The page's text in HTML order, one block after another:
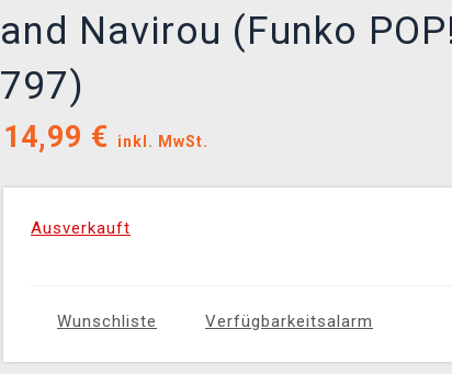
and Navirou (Funko
797)
14,99 € inkl. MwSt.
Ausverkauft
Wunschliste Verfügbarkeitsalarm